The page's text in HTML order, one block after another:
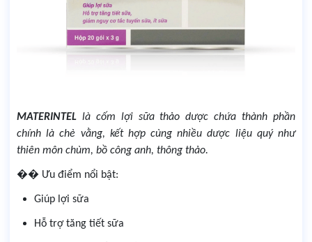
MATERINTEL là cốm lợi sữa thảo dược chứa thành phần
chính là chè vằng, kết hợp cùng nhiều dược liệu quý như
thiên môn chùm, bồ công anh, thông thảo.
�� Ưu điểm nổi bật:
Giúp lợi sữa
Hỗ trợ tăng tiết sữa